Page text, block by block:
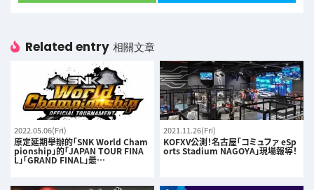
Related entry 相關文章
2022.05.06(Fri)
原定延期舉辦的「SNK World Cham
pionship」的「JAPAN TOUR FINA
L」「GRAND FINAL」最…
2021.11.26(Fri)
KOFXV公測！名古屋「コミュファ eSp
orts Stadium NAGOYA」現場報導！